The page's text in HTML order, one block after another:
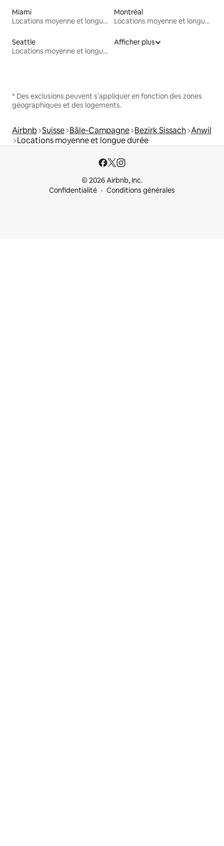
Miami
Locations moyenne et longue durée
Montréal
Locations moyenne et longue durée
Seattle
Locations moyenne et longue durée
Afficher plus
* Des exclusions peuvent s'appliquer en fonction des zones
géographiques et des logements.
Airbnb Suisse Bâle-Campagne Bezirk Sissach Anwil
Locations moyenne et longue durée
© 2026 Airbnb, Inc.
Confidentialité
Conditions générales